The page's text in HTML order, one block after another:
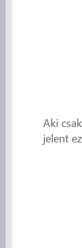
Aki
jelent